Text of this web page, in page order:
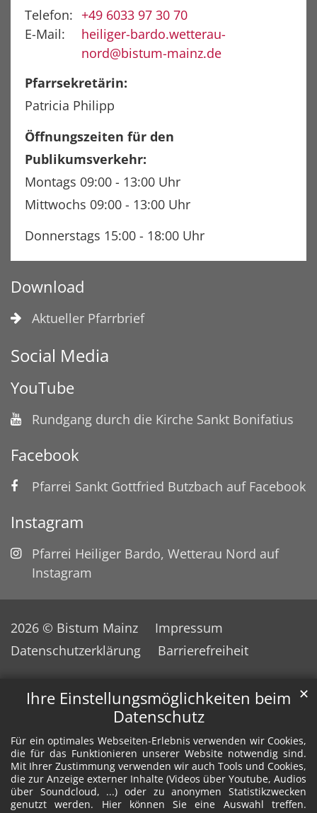
Ihre Einstellungsmöglichkeiten beim
Datenschutz
Für ein optimales Webseiten-Erlebnis verwenden wir Cookies,
die für das Funktionieren unserer Website notwendig sind.
Mit Ihrer Zustimmung verwenden wir auch Tools und Cookies,
die zur Anzeige externer Inhalte (Videos über Youtube, Audios
über Soundcloud, ...) oder zu anonymen Statistikzwecken
genutzt werden. Hier können Sie eine Auswahl treffen.
✕
Telefon: +49 6033 97 30 70
E-Mail:
heiliger-bardo.wetterau-
nord@bistum-mainz.de
Pfarrsekretärin:
Patricia Philipp
Öffnungszeiten für den
Publikumsverkehr:
Montags 09:00 - 13:00 Uhr
Mittwochs 09:00 - 13:00 Uhr
Donnerstags 15:00 - 18:00 Uhr
Download
Aktueller Pfarrbrief
Social Media
YouTube
Rundgang durch die Kirche Sankt Bonifatius
Facebook
Pfarrei Sankt Gottfried Butzbach auf Facebook
Instagram
Pfarrei Heiliger Bardo, Wetterau Nord auf
Instagram
2026 © Bistum Mainz
Impressum
Datenschutzerklärung
Barrierefreiheit